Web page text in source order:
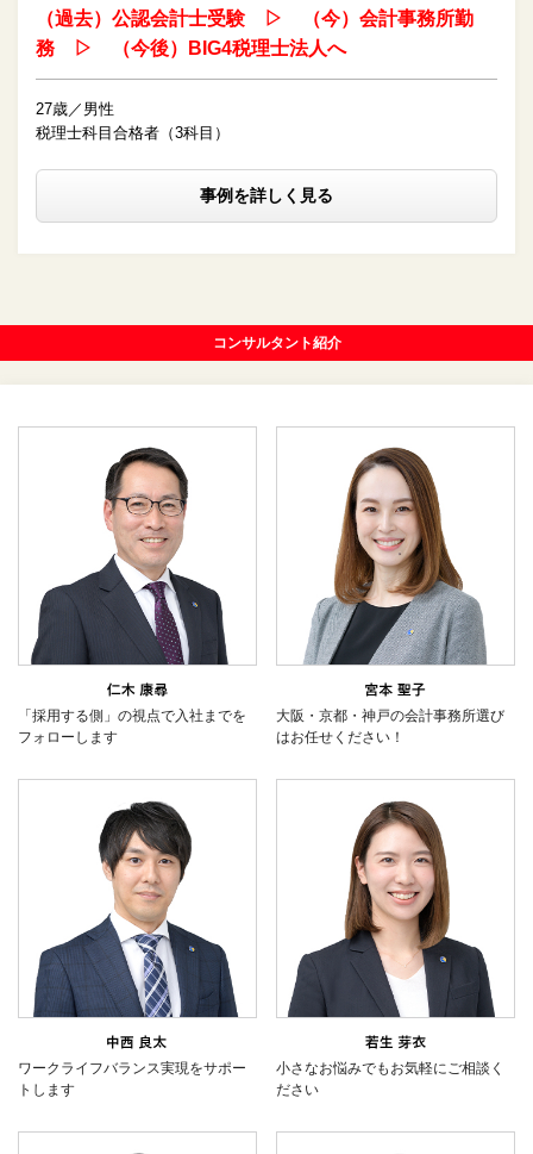
（過去）公認会計士受験 ▷ （今）会計事務所勤
務 ▷ （今後）BIG4税理士法人へ
27歳／男性
税理士科目合格者（3科目）
事例を詳しく見る
コンサルタント紹介
「採用する側」の視点で入社までを
フォローします
大阪・京都・神戸の会計事務所選び
はお任せください！
ワークライフバランス実現をサポー
トします
小さなお悩みでもお気軽にご相談く
ださい